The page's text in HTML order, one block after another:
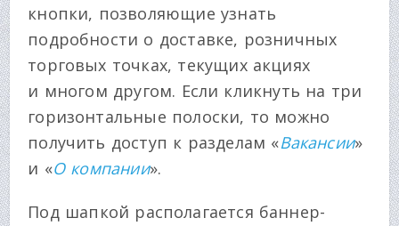
кнопки, позволяющие узнать
подробности о доставке, розничных
торговых точках, текущих акциях
и многом другом. Если кликнуть на три
горизонтальные полоски, то можно
получить доступ к разделам «Вакансии»
и «О компании».
Под шапкой располагается баннер-